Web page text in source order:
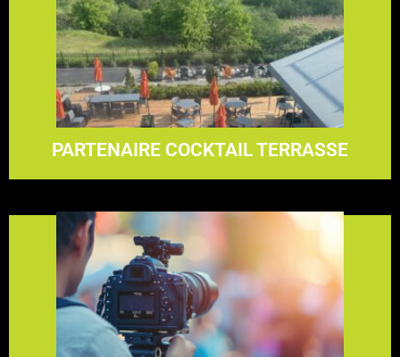
PARTENAIRE COCKTAIL TERRASSE
4700$
En savoir plus
En savoir plus